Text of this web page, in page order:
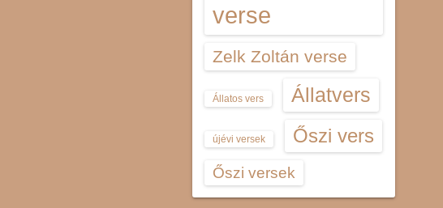
verse
Zelk Zoltán verse
Állatos vers Állatvers
újévi versek Őszi vers
Őszi versek